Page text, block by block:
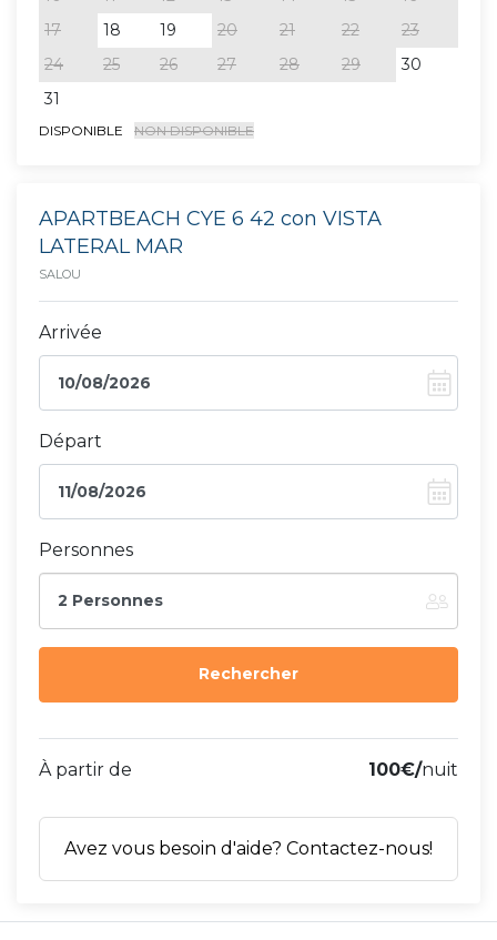
17
18 19 20 21 22
23
24
25 26 27 28 29
30
31
DISPONIBLE NON DISPONIBLE
APARTBEACH CYE 6 42 con VISTA
LATERAL MAR
SALOU
Arrivée
Départ
Personnes
2 Personnes
À partir de 100€/nuit
Avez vous besoin d'aide? Contactez-nous!